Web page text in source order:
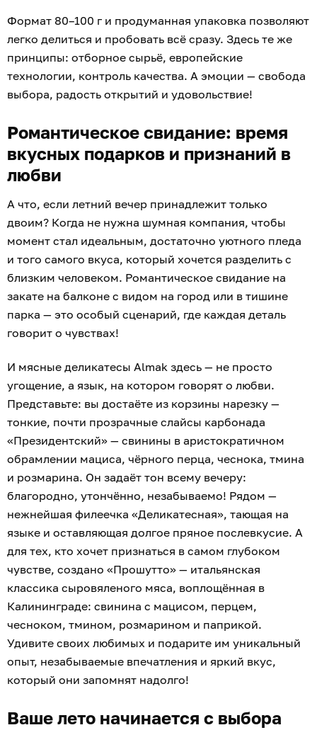
Формат 80–100 г и продуманная упаковка позволяют
легко делиться и пробовать всё сразу. Здесь те же
принципы: отборное сырьё, европейские
технологии, контроль качества. А эмоции — свобода
выбора, радость открытий и удовольствие!
Романтическое свидание: время
вкусных подарков и признаний в
любви
А что, если летний вечер принадлежит только
двоим? Когда не нужна шумная компания, чтобы
момент стал идеальным, достаточно уютного пледа
и того самого вкуса, который хочется разделить с
близким человеком. Романтическое свидание на
закате на балконе с видом на город или в тишине
парка — это особый сценарий, где каждая деталь
говорит о чувствах!
И мясные деликатесы Almak здесь — не просто
угощение, а язык, на котором говорят о любви.
Представьте: вы достаёте из корзины нарезку —
тонкие, почти прозрачные слайсы карбонада
«Президентский» — свинины в аристократичном
обрамлении мациса, чёрного перца, чеснока, тмина
и розмарина. Он задаёт тон всему вечеру:
благородно, утончённо, незабываемо! Рядом —
нежнейшая филеечка «Деликатесная», тающая на
языке и оставляющая долгое пряное послевкусие. А
для тех, кто хочет признаться в самом глубоком
чувстве, создано «Прошутто» — итальянская
классика сыровяленого мяса, воплощённая в
Калининграде: свинина с мацисом, перцем,
чесноком, тмином, розмарином и паприкой.
Удивите своих любимых и подарите им уникальный
опыт, незабываемые впечатления и яркий вкус,
который они запомнят надолго!
Ваше лето начинается с выбора